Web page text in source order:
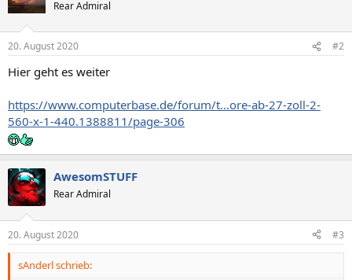
Rear Admiral
20. August 2020 #2
Hier geht es weiter
https://www.computerbase.de/forum/t...ore-ab-27-zoll-2-
560-x-1-440.1388811/page-306
AwesomSTUFF
Rear Admiral
20. August 2020 #3
sAnderl schrieb: